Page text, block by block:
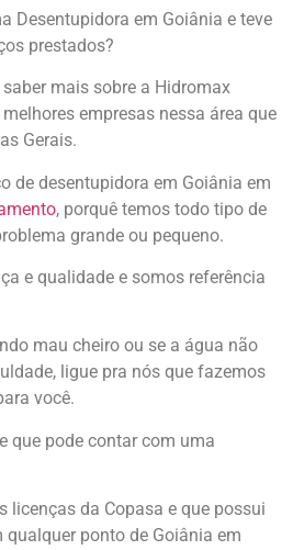
Desentupidora em Goiânia e teve
prestados?
mais sobre a Hidromax
empresas nessa área que
Gerais.
de desentupidora em Goiânia em
, porquê temos todo tipo de
grande ou pequeno.
e qualidade e somos referência
mau cheiro ou se a água não
ligue pra nós que fazemos
você.
que pode contar com uma
licenças da Copasa e que possui
qualquer ponto de Goiânia em